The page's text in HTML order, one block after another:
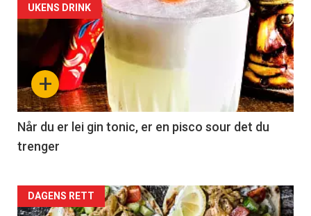
+
UKENS DRINK
Når du er lei gin tonic, er en pisco sour det du
trenger
Forsiden
DAGENS RETT